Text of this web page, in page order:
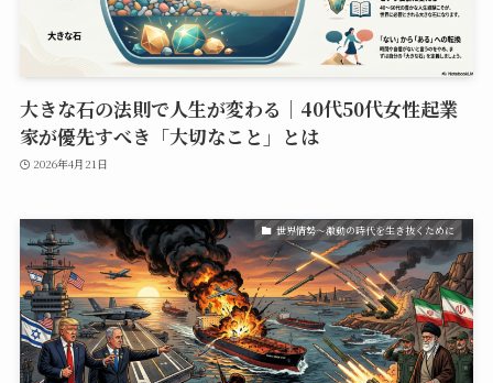
大きな石の法則で人生が変わる｜40代50代女性起業
家が優先すべき「大切なこと」とは
2026年4月21日
世界情勢〜激動の時代を生き抜くために